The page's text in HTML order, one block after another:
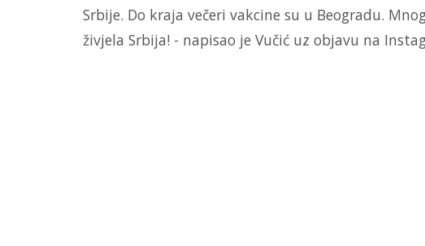
Srbije. Do kraja večeri vakcine su u Beogradu.
živjela Srbija! - napisao je Vučić uz objavu na